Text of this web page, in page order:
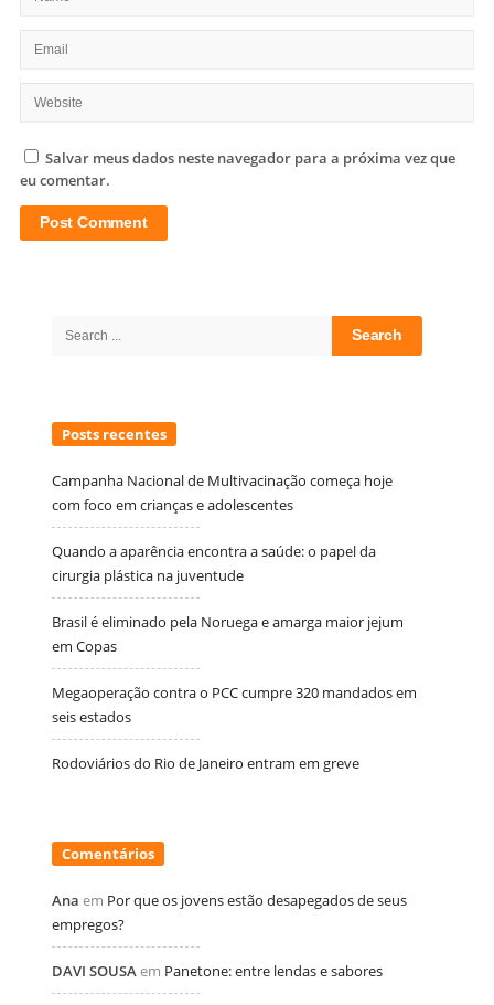
Salvar meus dados neste navegador para a próxima vez que
eu comentar.
Posts recentes
Campanha Nacional de Multivacinação começa hoje
com foco em crianças e adolescentes
Quando a aparência encontra a saúde: o papel da
cirurgia plástica na juventude
Brasil é eliminado pela Noruega e amarga maior jejum
em Copas
Megaoperação contra o PCC cumpre 320 mandados em
seis estados
Rodoviários do Rio de Janeiro entram em greve
Comentários
Ana em Por que os jovens estão desapegados de seus
empregos?
DAVI SOUSA em Panetone: entre lendas e sabores